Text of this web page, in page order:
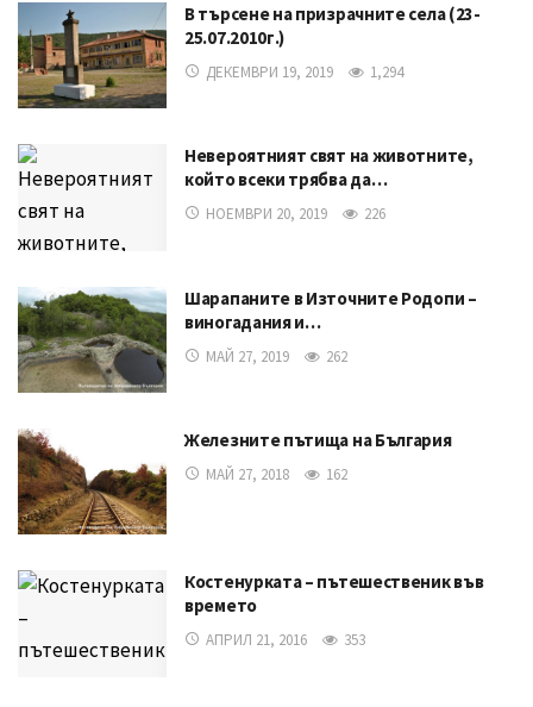
В търсене на призрачните села (23-
25.07.2010г.)
ДЕКЕМВРИ 19, 2019 1,294
Невероятният свят на животните,
който всеки трябва да…
НОЕМВРИ 20, 2019 226
Шарапаните в Източните Родопи –
виногадания и…
МАЙ 27, 2019 262
Железните пътища на България
МАЙ 27, 2018 162
Костенурката – пътешественик във
времето
АПРИЛ 21, 2016 353